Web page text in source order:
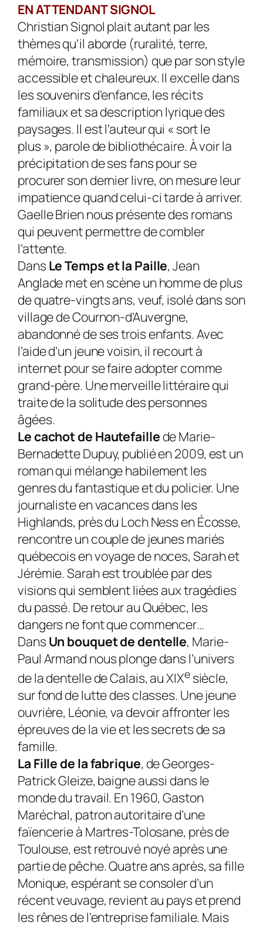
EN ATTENDANT SIGNOL
Christian Signol plait autant par les
thèmes qu’il aborde (ruralité, terre,
mémoire, transmission) que par son style
accessible et chaleureux. Il excelle dans
les souvenirs d’enfance, les récits
familiaux et sa description lyrique des
paysages. Il est l’auteur qui « sort le
plus », parole de bibliothécaire. À voir la
précipitation de ses fans pour se
procurer son dernier livre, on mesure leur
impatience quand celui-ci tarde à arriver.
Gaelle Brien nous présente des romans
qui peuvent permettre de combler
l’attente.
DansLe Temps et la Paille, Jean
Anglade met en scène un homme de plus
de quatre-vingts ans, veuf, isolé dans son
village de Cournon-d’Auvergne,
abandonné de ses trois enfants. Avec
l’aide d’un jeune voisin, il recourt à
internet pour se faire adopter comme
grand-père. Une merveille littéraire qui
traite de la solitude des personnes
âgées.
Le cachot de Hautefaillede Marie-
Bernadette Dupuy, publié en 2009, est un
roman qui mélange habilement les
genres du fantastique et du policier. Une
journaliste en vacances dans les
Highlands, près du Loch Ness en Écosse,
rencontre un couple de jeunes mariés
québecois en voyage de noces, Sarah et
Jérémie. Sarah est troublée par des
visions qui semblent liées aux tragédies
du passé. De retour au Québec, les
dangers ne font que commencer…
DansUn bouquet de dentelle, Marie-
Paul Armand nous plonge dans l’univers
de la dentelle de Calais, au XIXesiècle,
sur fond de lutte des classes. Une jeune
ouvrière, Léonie, va devoir affronter les
épreuves de la vie et les secrets de sa
famille.
La Fille de la fabrique, de Georges-
Patrick Gleize, baigne aussi dans le
monde du travail. En 1960, Gaston
Maréchal, patron autoritaire d’une
faïencerie à Martres-Tolosane, près de
Toulouse, est retrouvé noyé après une
partie de pêche. Quatre ans après, sa fille
Monique, espérant se consoler d’un
récent veuvage, revient au pays et prend
les rênes de l’entreprise familiale. Mais